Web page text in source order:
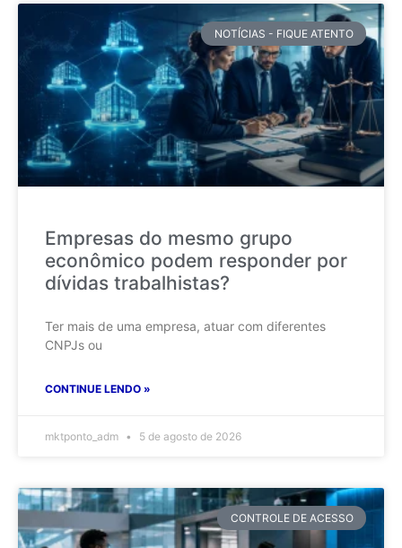
NOTÍCIAS - FIQUE ATENTO
Empresas do mesmo grupo
econômico podem responder por
dívidas trabalhistas?
Ter mais de uma empresa, atuar com diferentes
CNPJs ou
CONTINUE LENDO »
mktponto_adm 5 de agosto de 2026
CONTROLE DE ACESSO